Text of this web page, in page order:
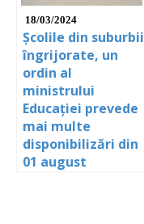
18/03/2024
Școlile din suburbii
îngrijorate, un
ordin al
ministrului
Educației prevede
mai multe
disponibilizări din
01 august